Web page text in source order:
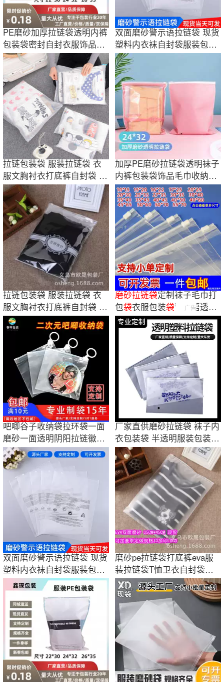
PE磨砂加厚拉链袋透明内裤
包装袋密封自封衣服饰品收
纳袋现货批发
双面磨砂警示语拉链袋 现货
塑料内衣袜自封袋服装包装
袋印刷logo
拉链包装袋 服装拉链袋 衣
服文胸衬衣打底裤自封袋 透
明磨砂袋
加厚PE磨砂拉链袋透明袜子
内裤包装袋饰品毛巾收纳袋
商用现货批发
拉链包装袋 服装拉链袋 衣
服文胸衬衣打底裤自封袋 透
明磨砂袋
磨砂拉链袋定制袜子毛巾打
包袋衣服包装袋警示语透明
pe服装拉链袋
广告
吧唧谷子收纳袋拉环袋一面
磨砂一面透明阴阳拉链徽章
二次元包装袋
厂家直供磨砂拉链袋 袜子内
衣包装袋 半透明服装包装自
封袋批发
双面磨砂警示语拉链袋 现货
塑料内衣袜自封袋服装包装
袋印刷logo
磨砂pe拉链袋打底裤eva服
装拉链袋T恤卫衣自封袋透
明磨砂袋现货